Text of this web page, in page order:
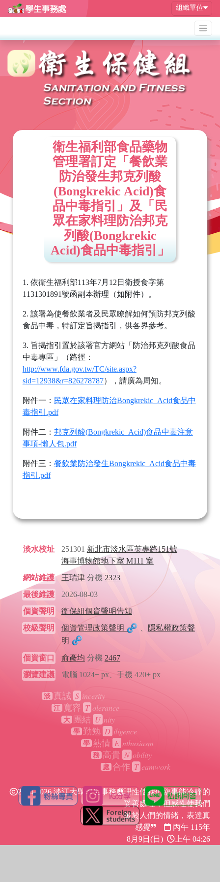
組織單位
衛生福利部食品藥物
管理署訂定「餐飲業
防治發生邦克列酸
(Bongkrekic Acid)食
品中毒指引」及「民
眾在家料理防治邦克
列酸(Bongkrekic
Acid)食品中毒指引」
1. 依衛生福利部113年7月12日衛授食字第
1131301891號函副本辦理（如附件）。
2. 該署為使餐飲業者及民眾瞭解如何預防邦克列酸
食品中毒，特訂定旨揭指引，供各界參考。
3. 旨揭指引置於該署官方網站「防治邦克列酸食品
中毒專區」（路徑：
http://www.fda.gov.tw/TC/site.aspx?
sid=12938&r=826278787），請廣為周知。
附件一： 民眾在家料理防治Bongkrekic_Acid食品中
毒指引.pdf
附件二： 邦克列酸(Bongkrekic_Acid)食品中毒注意
事項-懶人包.pdf
附件三： 餐飲業防治發生Bongkrekic_Acid食品中毒
指引.pdf
淡水校址 251301 新北市淡水區英專路151號
海事博物館地下室 M111 室
網站維護
王瑞津分機 2323
最後維護
2026-08-03
個資聲明
衛保組個資聲明告知
校級聲明
個資管理政策聲明 、
隱私權政策聲
明
個資窗口 俞彥均 分機 2467
瀏覽建議
電腦 1024+ px、手機 420+ px
淡 真誠 S incerity
江 寬容 T olerance
大 團結 U nity
學 勤勉 D iligence
學 熱情 E nthusiasm
務 高貴 N obility
處 合作 T eamwork
2024-2026 淡江大學學生事務處理性使我們臨事能冷靜的
妥善處理，但感性使我們
敏於人們的情緒，表達真
感覺
丙午 115年
8月9日(日)
上午 04:26